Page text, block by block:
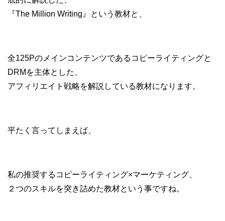
『The Million Writing』という教材と、
全125Pのメインコンテンツであるコピーライティングと
DRMを主体とした、
アフィリエイト戦略を解説している教材になります。
平たく言ってしまえば、
私の推奨するコピーライティング×マーケティング、
２つのスキルを突き詰めた教材という事ですね。